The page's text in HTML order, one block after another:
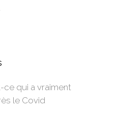
ce qui a vraiment
le Covid